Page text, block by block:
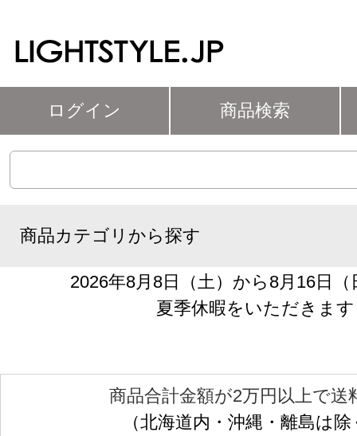
ログイン 商品検索
商品カテゴリから探す
2026年8月8日（土）から8月16日
夏季休暇をいただきます
商品合計金額が2万円以上で送
（北海道内・沖縄・離島は